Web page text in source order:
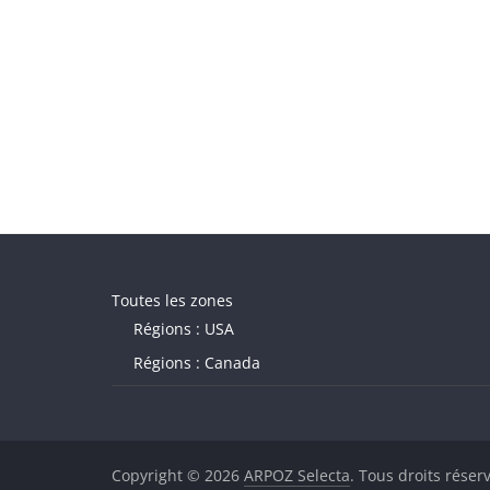
Toutes les zones
Régions : USA
Régions : Canada
Copyright © 2026 ARPOZ Selecta. Tous droits